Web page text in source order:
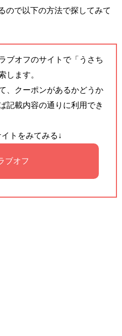
ので以下の方法で探してみて
ブオフのサイトで「うさち
します。
、クーポンがあるかどうか
記載内容の通りに利用でき
トをみてみる↓
ブオフ